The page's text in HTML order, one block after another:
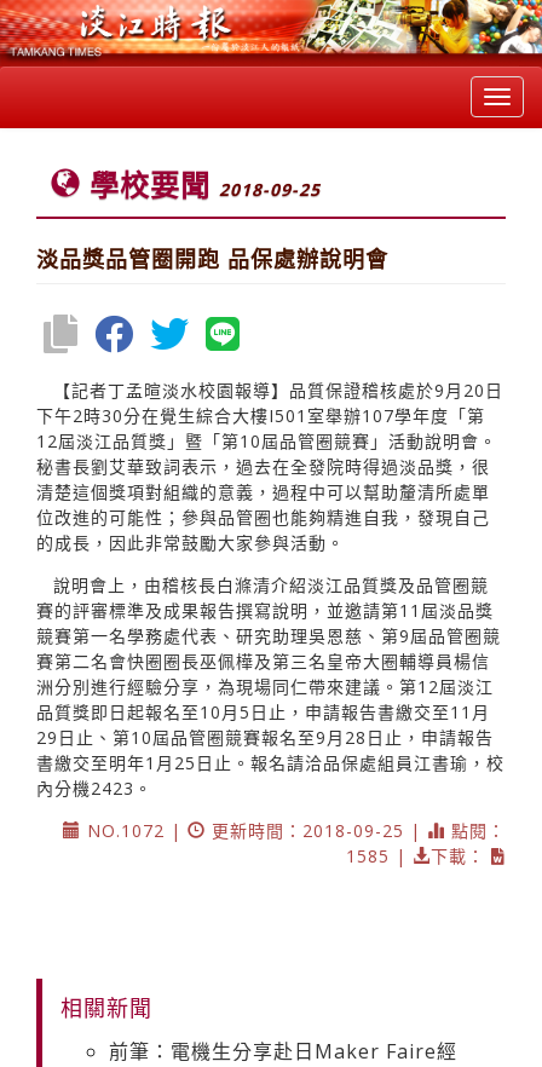
學校要聞 2018-09-25
淡品獎品管圈開跑 品保處辦說明會
【記者丁孟暄淡水校園報導】品質保證稽核處於9月20日
下午2時30分在覺生綜合大樓I501室舉辦107學年度「第
12屆淡江品質獎」暨「第10屆品管圈競賽」活動說明會。
秘書長劉艾華致詞表示，過去在全發院時得過淡品獎，很
清楚這個獎項對組織的意義，過程中可以幫助釐清所處單
位改進的可能性；參與品管圈也能夠精進自我，發現自己
的成長，因此非常鼓勵大家參與活動。
說明會上，由稽核長白滌清介紹淡江品質獎及品管圈競
賽的評審標準及成果報告撰寫說明，並邀請第11屆淡品獎
競賽第一名學務處代表、研究助理吳恩慈、第9屆品管圈競
賽第二名會快圈圈長巫佩樺及第三名皇帝大圈輔導員楊信
洲分別進行經驗分享，為現場同仁帶來建議。第12屆淡江
品質獎即日起報名至10月5日止，申請報告書繳交至11月
29日止、第10屆品管圈競賽報名至9月28日止，申請報告
書繳交至明年1月25日止。報名請洽品保處組員江書瑜，校
內分機2423。
NO.1072 |
更新時間：2018-09-25 |
點閱：
1585 |
下載：
相關新聞
前筆：電機生分享赴日Maker Faire經